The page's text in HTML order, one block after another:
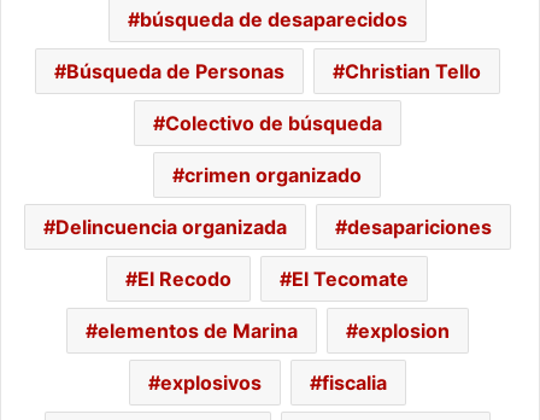
búsqueda de desaparecidos
Búsqueda de Personas Christian Tello
Colectivo de búsqueda
crimen organizado
Delincuencia organizada desapariciones
El Recodo El Tecomate
elementos de Marina explosion
explosivos fiscalia